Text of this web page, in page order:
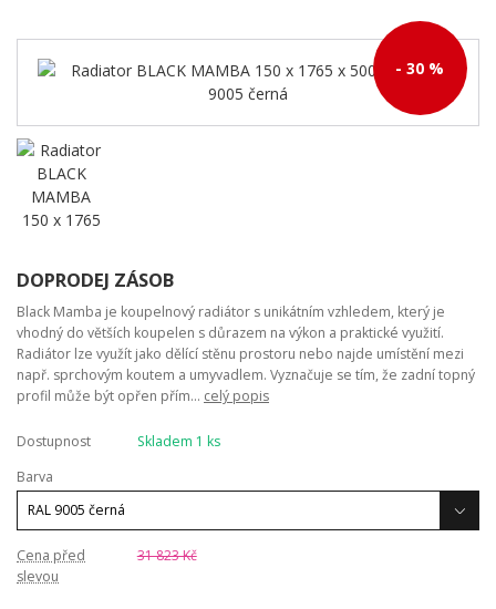
- 30 %
DOPRODEJ ZÁSOB
Black Mamba je koupelnový radiátor s unikátním vzhledem, který je
vhodný do větších koupelen s důrazem na výkon a praktické využití.
Radiátor lze využít jako dělící stěnu prostoru nebo najde umístění mezi
např. sprchovým koutem a umyvadlem. Vyznačuje se tím, že zadní topný
profil může být opřen přím... celý popis
Dostupnost
Skladem 1 ks
Barva
Cena před
slevou
31 823 Kč